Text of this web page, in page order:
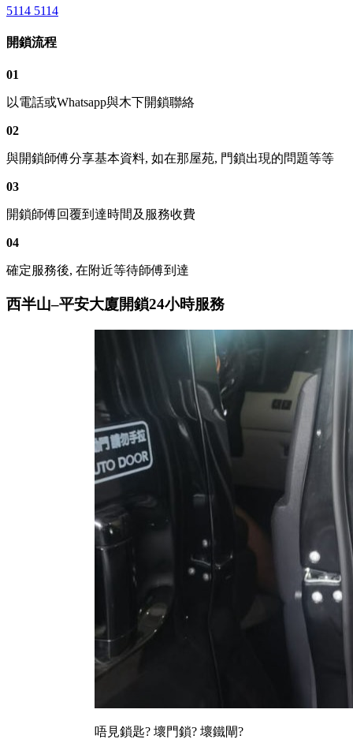
5114 5114
開鎖流程
01
以電話或Whatsapp與木下開鎖聯絡
02
與開鎖師傅分享基本資料, 如在那屋苑, 門鎖出現的問題等等
03
開鎖師傅回覆到達時間及服務收費
04
確定服務後, 在附近等待師傅到達
西半山–平安大廈開鎖24小時服務
唔見鎖匙? 壞門鎖? 壞鐵閘?